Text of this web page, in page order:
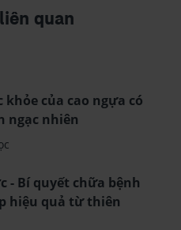
quan
khỏe của cao ngựa có
ngạc nhiên
- Bí quyết chữa bệnh
hiệu quả từ thiên